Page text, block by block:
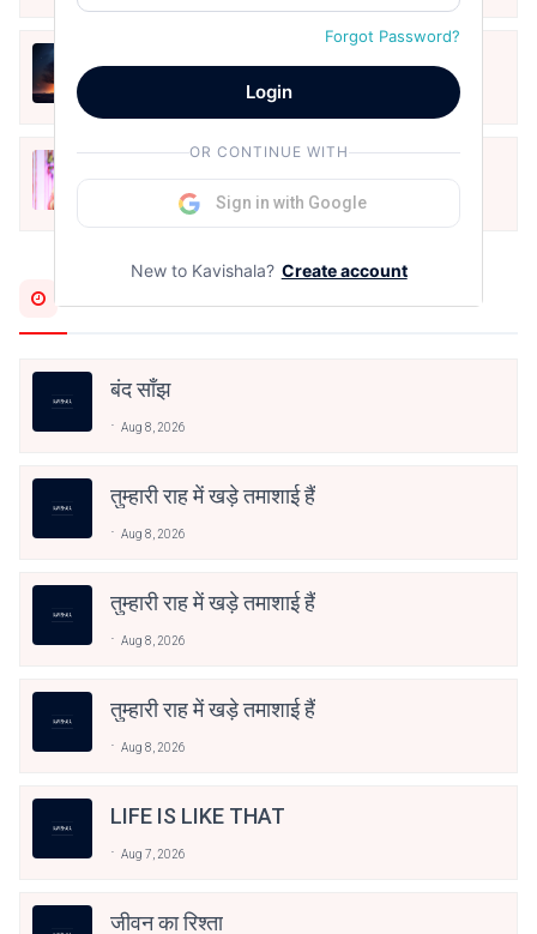
हिज्र पे ये रात भी
अनामिका अम्बर जैन
Dec 24, 2021
बंद साँझ
Aug 8, 2026
तुम्हारी राह में खड़े तमाशाई हैं
Aug 8, 2026
तुम्हारी राह में खड़े तमाशाई हैं
Aug 8, 2026
तुम्हारी राह में खड़े तमाशाई हैं
Aug 8, 2026
LIFE IS LIKE THAT
Aug 7, 2026
जीवन का रिश्ता
Forgot Password?
Login
OR CONTINUE WITH
Sign in with Google
New to Kavishala? Create account